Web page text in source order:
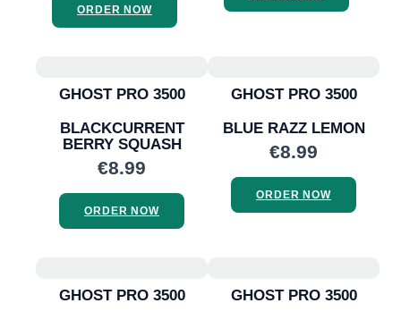
ORDER NOW
GHOST PRO 3500
BLACKCURRENT
BERRY SQUASH
€8.99
ORDER NOW
GHOST PRO 3500
BLUE RAZZ LEMON
€8.99
ORDER NOW
GHOST PRO 3500
GHOST PRO 3500